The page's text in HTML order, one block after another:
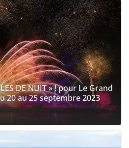
DE NUIT » ! pour Le Grand
20 au 25 septembre 2023